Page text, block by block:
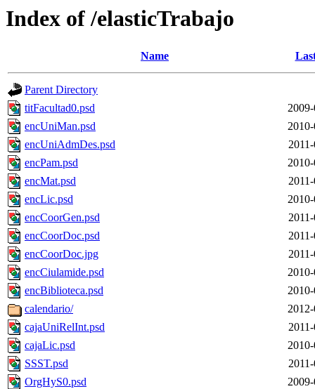
Index of /elasticTrabajo
Name
Parent Directory
titFacultad0.psd
encUniMan.psd
encUniAdmDes.psd
encPam.psd
encMat.psd
encLic.psd
encCoorGen.psd
encCoorDoc.psd
encCoorDoc.jpg
encCiulamide.psd
encBiblioteca.psd
calendario/
cajaUniRelInt.psd
cajaLic.psd
SSST.psd
OrgHyS0.psd